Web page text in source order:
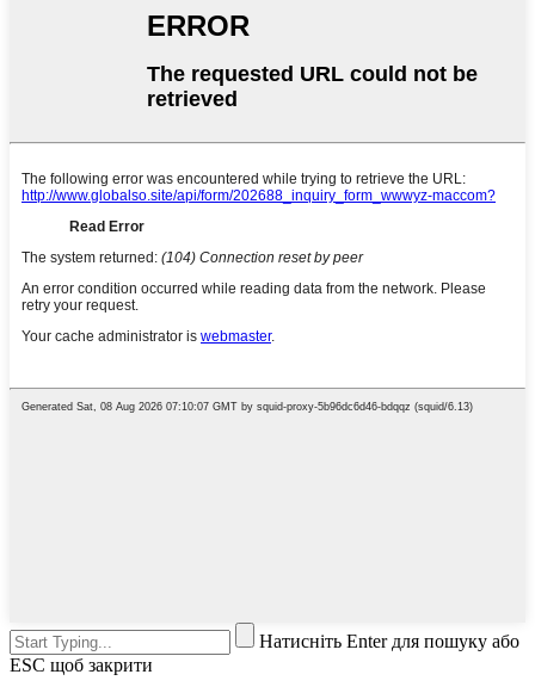
Натисніть Enter для пошуку або
ESC щоб закрити